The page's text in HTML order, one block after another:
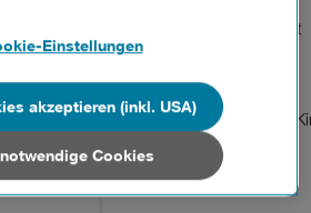
(z.B. Nokia 105, Gigaset
GL390)
8
Einfache oder spezielle
Handys mit erweiterten
finden Sie unter „Cookie-
zustimmen, werden auch Cookies
die Ihre Daten in Ländern
Union (z.B. in den USA)
keinem EU-konformen
es stehen keine wirksamen
Einstellungen
Cookies
akzeptieren (inkl. USA)